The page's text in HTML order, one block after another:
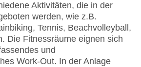
Aktivitäten, die in der
werden, wie z.B.
Tennis, Beachvolleyball,
Die Fitnessräume eignen sich
und
Work-Out. In der Anlage